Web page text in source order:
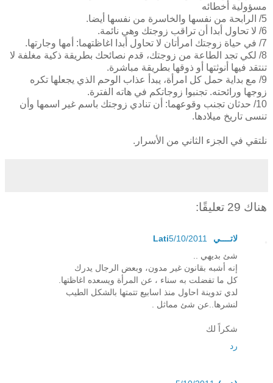
مسؤولية أخطائه
5/ الرابحة من نفسها والخاسرة من نفسها أيضا.
6/ لا تحاول أبدا أن تراقب زوجتك وهي نائمة.
7/ في حياة زوجتك امرأتان لا تحاول أبدا اغاظتهما: أمها وجارتها.
8/ لكي تجد الطاعة من زوجتك، قدم نصائحك بطريقة ذكية مغلفة لا
تنتقد فيها أنوثتها أو ذوقها بطريقة مباشرة.
9/ مع بداية حمل كل امرأة، يبدأ عذاب الوحم الذي يجعلها تكره
زوجها ورائحته. تجنبوا زوجاتكم في هاته الفترة.
10/ حدثان تجنب وقوعهما: أن تنادي زوجتك باسم غير اسمها وأن
تنسى تاريخ ميلادها.
نلتقي في الجزء الثاني من الأسرار.
هناك 29 تعليقًا:
لاتــــي Lati
5/10/2011
شئ بديهي ..
إنه أشبه بقانون غير مدون، وبعض الرجال يدرك
كل ما تفضلت به سناء ، عن المرأة ويسعده اغاظتها.
لدي تدوينة احاول منذ اسابيع تتمتها بالشكل الطيب
لنشرها..عن شئ مماثل .
شكراً لك
رد